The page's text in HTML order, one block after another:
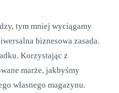
tym mniej wyciągamy
biznesowa zasada.
Korzystając z
marże, jakbyśmy
własnego magazynu.